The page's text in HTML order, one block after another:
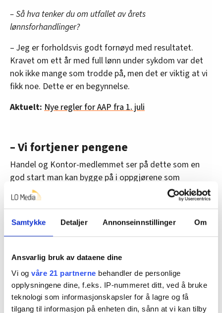
Samtykke Detaljer Annonseinnstillinger Om
Ansvarlig bruk av dataene dine
Vi og våre 21 partnerne behandler de personlige
opplysningene dine, f.eks. IP-nummeret ditt, ved å bruke
teknologi som informasjonskapsler for å lagre og få
tilgang til informasjon på enheten din, sånn at vi kan tilby
– Så hva tenker du om utfallet av årets
lønnsforhandlinger?
– Jeg er forholdsvis godt fornøyd med resultatet.
Kravet om ett år med full lønn under sykdom var det
nok ikke mange som trodde på, men det er viktig at vi
fikk noe. Dette er en begynnelse.
Aktuelt: Nye regler for AAP fra 1. juli
– Vi fortjener pengene
Handel og Kontor-medlemmet ser på dette som en
god start man kan bygge på i oppgjørene som
kommer. Forhåpentligvis kan ordningen med full lønn
og feriepenger ved sykdom etter hvert forlenges. Hun
er tydelig på at dersom dette resultatet hadde
kommet noen år tidligere, hadde økonomien hennes
– Vi fortjener et godt lønnsoppgjør. Vi har stått på
gjennom hele pandemien og fulgt smittevernreglene
nøye. Her i butikken fikk vi vårt første korona-relaterte
sykefravær for kun to måneder siden. Bransjen vår har